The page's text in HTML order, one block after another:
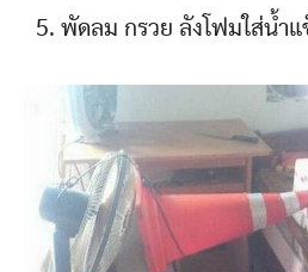
5. พัดลม กรวย ลังโฟมใส่น้ำแ